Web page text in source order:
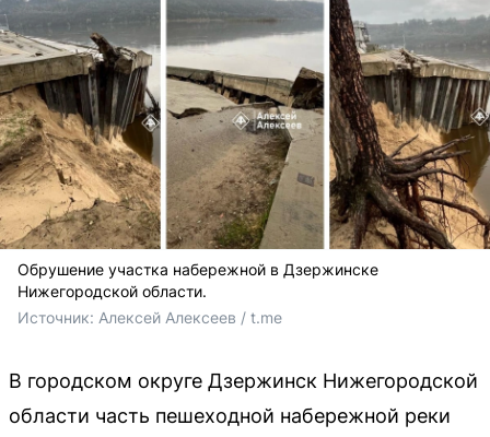
Обрушение участка набережной в Дзержинске
Нижегородской области.
Источник: Алексей Алексеев / t.me
В городском округе Дзержинск Нижегородской
области часть пешеходной набережной реки